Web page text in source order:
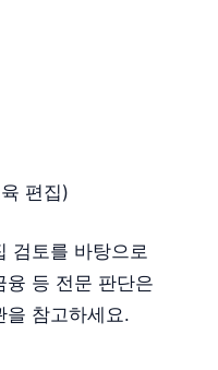
편집)
검토를 바탕으로
융 등 전문 판단은
을 참고하세요.